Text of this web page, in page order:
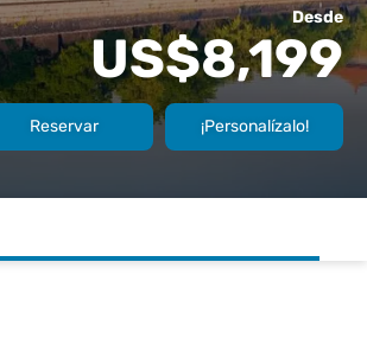
Desde
US$8,199
Reservar ¡Personalízalo!